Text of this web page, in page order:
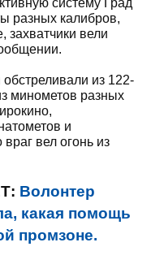
систему Град
разных калибров,
захватчики вели
из 122-
минометов разных
и
вел огонь из
Волонтер
какая помощь
промзоне.